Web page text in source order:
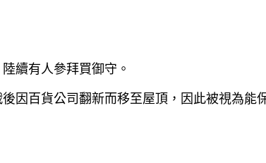
續有人參拜買御守。
因百貨公司翻新而移至屋頂，因此被視為